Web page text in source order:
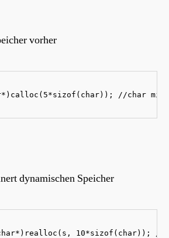
vorher
//char mit
dynamischen Speicher
10*sizof(char)); //